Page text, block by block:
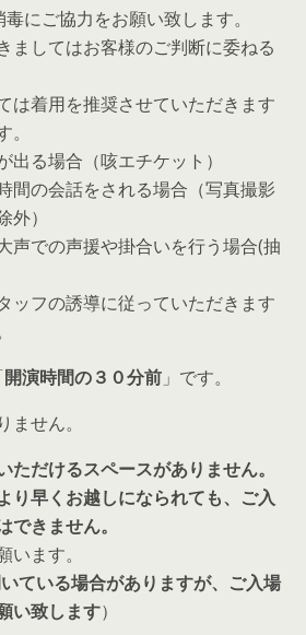
にご協力をお願い致します。
ましてはお客様のご判断に委ねる
は着用を推奨させていただきます
る場合（咳エチケット）
の会話をされる場合（写真撮影
）
での声援や掛合いを行う場合(抽
ッフの誘導に従っていただきます
開演時間の３０分前 」です。
せん。
ただけるスペースがありません。
り早くお越しになられても、ご入
できません。
ます。
ている場合がありますが、ご入場
い致します）